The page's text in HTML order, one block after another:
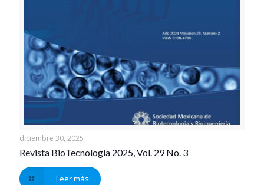
diciembre 30, 2025
Revista BioTecnología 2025, Vol. 29 No. 3
Leer más